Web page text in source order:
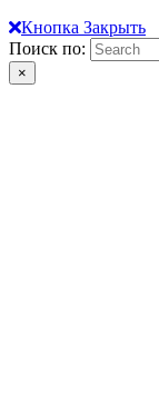
Кнопка Закрыть
Поиск по:
×